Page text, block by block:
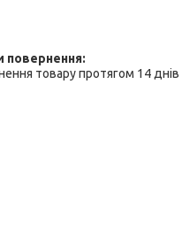
товару протягом 14 днів